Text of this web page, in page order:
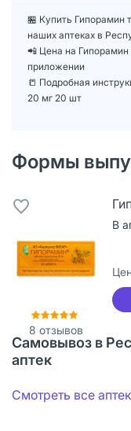
🏪 Купить Гипорамин
наших аптеках в
📲 Цена на
приложении
📒 Подробная
20 мг 20 шт
Формы
8 отзывов
В
Самовывоз в
аптек
Смотреть все